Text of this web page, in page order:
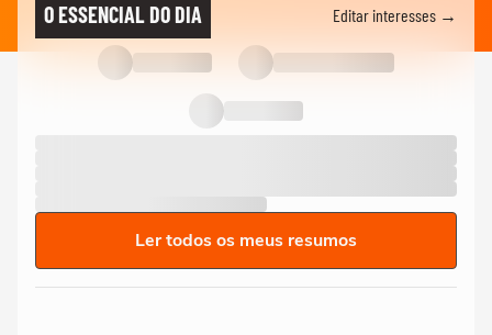
O ESSENCIAL DO DIA Editar interesses →
Ler todos os meus resumos